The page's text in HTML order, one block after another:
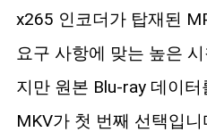
x265 인코더가 탑재된
요구 사항에 맞는 높은
지만 원본 Blu-ray 데이
MKV가 첫 번째 선택입니